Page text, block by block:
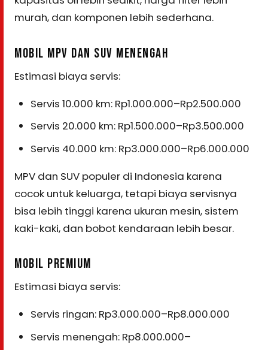
murah, dan komponen lebih sederhana.
MOBIL MPV DAN SUV MENENGAH
Estimasi biaya servis:
Servis 10.000 km: Rp1.000.000–Rp2.500.000
Servis 20.000 km: Rp1.500.000–Rp3.500.000
Servis 40.000 km: Rp3.000.000–Rp6.000.000
MPV dan SUV populer di Indonesia karena
cocok untuk keluarga, tetapi biaya servisnya
bisa lebih tinggi karena ukuran mesin, sistem
kaki-kaki, dan bobot kendaraan lebih besar.
MOBIL PREMIUM
Estimasi biaya servis:
Servis ringan: Rp3.000.000–Rp8.000.000
Servis menengah: Rp8.000.000–